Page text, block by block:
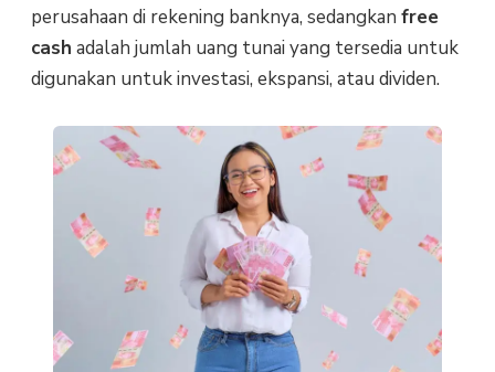
perusahaan di rekening banknya, sedangkan free
cash adalah jumlah uang tunai yang tersedia untuk
digunakan untuk investasi, ekspansi, atau dividen.